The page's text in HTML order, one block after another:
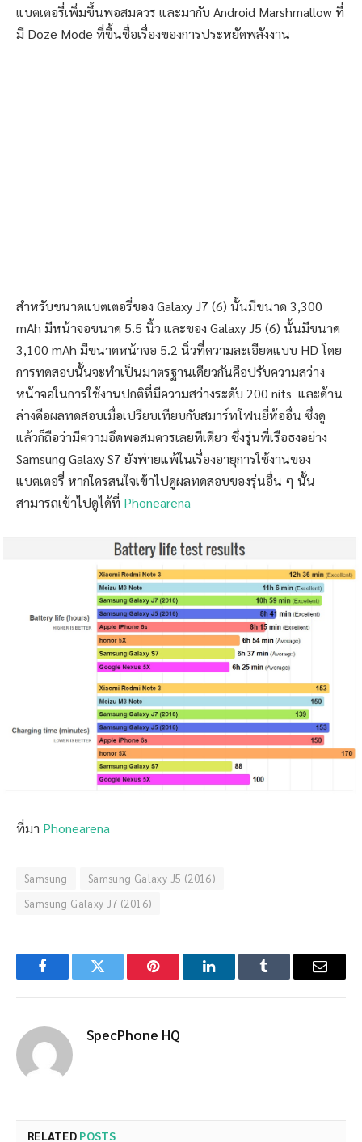
แบตเตอรี่เพิ่มขึ้นพอสมควร และมากับ Android Marshmallow ที่
มี Doze Mode ที่ขึ้นชื่อเรื่องของการประหยัดพลังงาน
สำหรับขนาดแบตเตอรี่ของ Galaxy J7 (6) นั้นมีขนาด 3,300
mAh มีหน้าจอขนาด 5.5 นิ้ว และของ Galaxy J5 (6) นั้นมีขนาด
3,100 mAh มีขนาดหน้าจอ 5.2 นิ่วที่ความละเอียดแบบ HD โดย
การทดสอบนั้นจะทำเป็นมาตรฐานเดียวกันคือปรับความสว่าง
หน้าจอในการใช้งานปกติที่มีความสว่างระดับ 200 nits และด้าน
ล่างคือผลทดสอบเมื่อเปรียบเทียบกับสมาร์ทโฟนยี่ห้ออื่น ซึ่งดู
แล้วก็ถือว่ามีความอึดพอสมควรเลยทีเดียว ซึ่งรุ่นพี่เรือธงอย่าง
Samsung Galaxy S7 ยังพ่ายแพ้ในเรื่องอายุการใช้งานของ
แบตเตอรี่ หากใครสนใจเข้าไปดูผลทดสอบของรุ่นอื่น ๆ นั้น
สามารถเข้าไปดูได้ที่ Phonearena
ที่มา Phonearena
Samsung
Samsung Galaxy J5 (2016)
Samsung Galaxy J7 (2016)
FacebookTwitter Pinterest LinkedInTumblr Email
SpecPhone HQ
RELATED POSTS